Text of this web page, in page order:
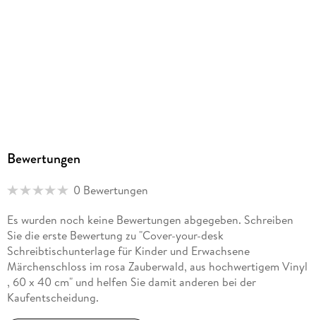
Bewertungen
0 Bewertungen
Es wurden noch keine Bewertungen abgegeben. Schreiben
Sie die erste Bewertung zu "Cover-your-desk
Schreibtischunterlage für Kinder und Erwachsene
Märchenschloss im rosa Zauberwald, aus hochwertigem Vinyl
, 60 x 40 cm" und helfen Sie damit anderen bei der
Kaufentscheidung.